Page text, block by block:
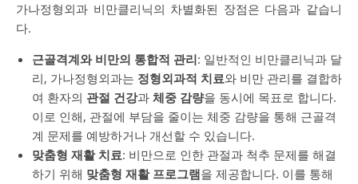
가나정형외과 비만클리닉의 차별화된 장점은 다음과 같습니
다.
근골격계와 비만의 통합적 관리: 일반적인 비만클리닉과 달
리, 가나정형외과는 정형외과적 치료와 비만 관리를 결합하
여 환자의 관절 건강과 체중 감량을 동시에 목표로 합니다.
이로 인해, 관절에 부담을 줄이는 체중 감량을 통해 근골격
계 문제를 예방하거나 개선할 수 있습니다.
맞춤형 재활 치료: 비만으로 인한 관절과 척추 문제를 해결
하기 위해 맞춤형 재활 프로그램을 제공합니다. 이를 통해